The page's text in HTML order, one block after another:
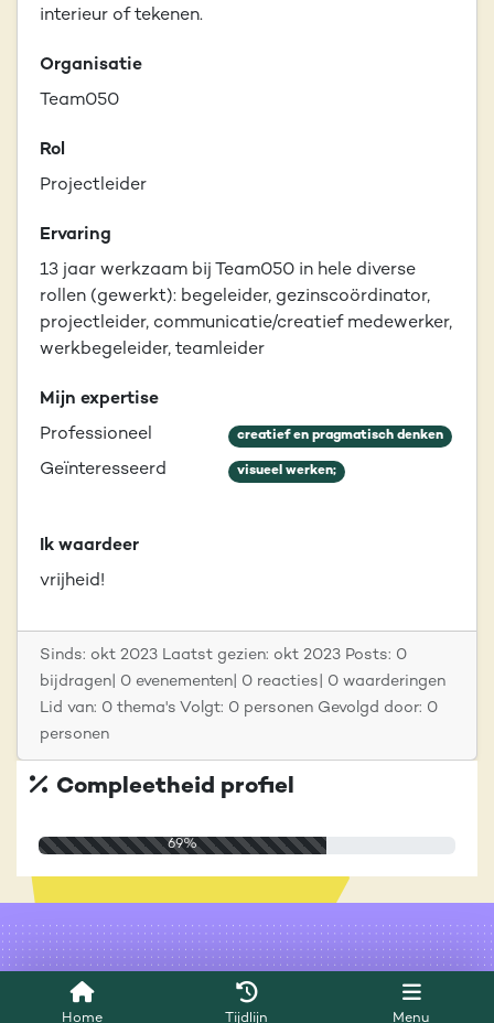
Home Tijdlijn Menu
interieur of tekenen.
Organisatie
Team050
Rol
Projectleider
Ervaring
13 jaar werkzaam bij Team050 in hele diverse
rollen (gewerkt): begeleider, gezinscoördinator,
projectleider, communicatie/creatief medewerker,
werkbegeleider, teamleider
Mijn expertise
Professioneel
creatief en pragmatisch denken
Geïnteresseerd visueel werken;
Ik waardeer
vrijheid!
Sinds: okt 2023 Laatst gezien: okt 2023 Posts: 0
bijdragen| 0 evenementen| 0 reacties| 0 waarderingen
Lid van: 0 thema's Volgt: 0 personen Gevolgd door: 0
personen
Compleetheid profiel
69%
Service & help Sneltoetsen